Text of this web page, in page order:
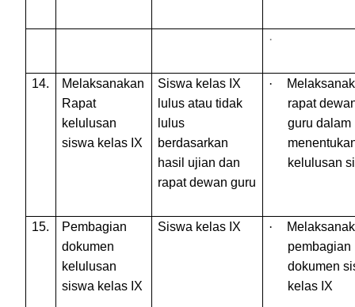
·
14.
Melaksanakan
Rapat
kelulusan
siswa kelas IX
Siswa kelas IX
lulus atau tidak
lulus
berdasarkan
hasil ujian dan
rapat dewan guru
·
rapat
guru dalam
kelulusan
15.
Pembagian
dokumen
kelulusan
siswa kelas IX
Siswa kelas IX ·
pembagian
dokumen
kelas IX